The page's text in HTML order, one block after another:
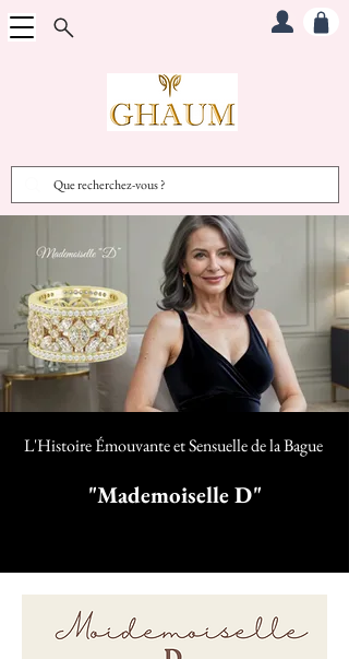
L'Histoire Émouvante et Sensuelle de la Bague
"Mademoiselle D"